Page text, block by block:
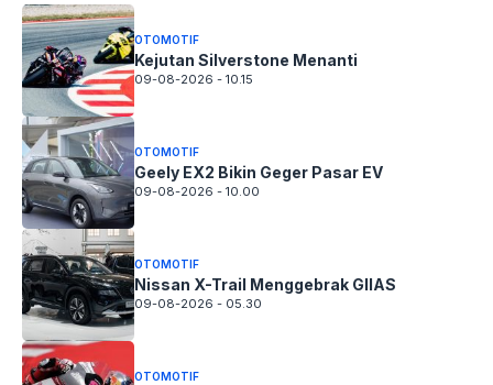
OTOMOTIF
Kejutan Silverstone Menanti
09-08-2026 - 10.15
OTOMOTIF
Geely EX2 Bikin Geger Pasar EV
09-08-2026 - 10.00
OTOMOTIF
Nissan X-Trail Menggebrak GIIAS
09-08-2026 - 05.30
OTOMOTIF